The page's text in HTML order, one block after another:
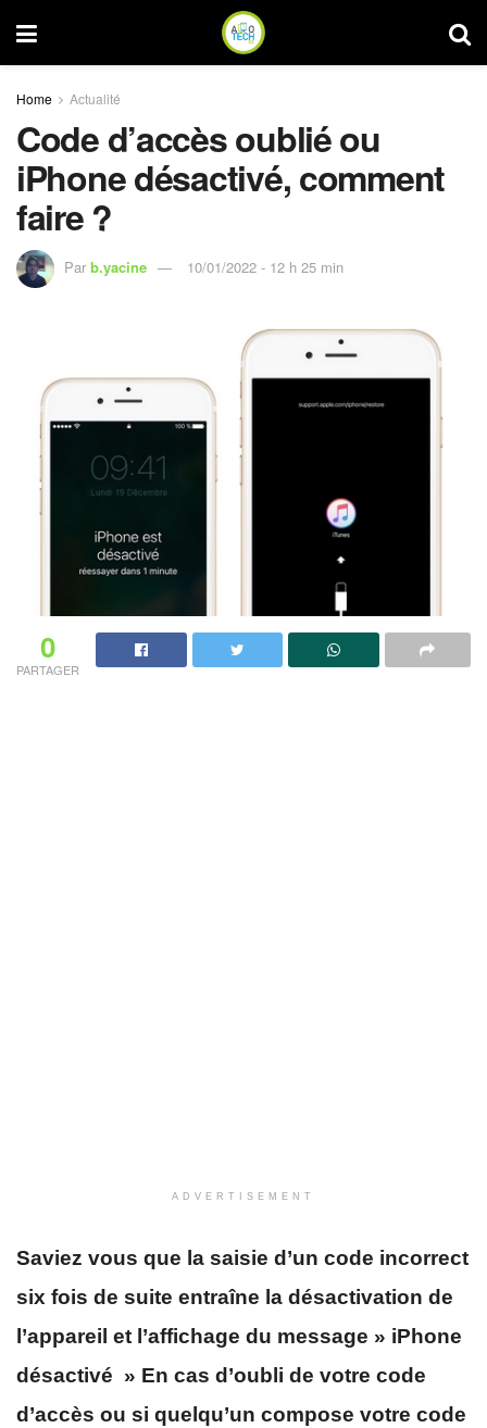
Home Actualité
Code d’accès oublié ou
iPhone désactivé, comment
faire ?
Par b.yacine 10/01/2022 - 12 h 25 min
0
PARTAGER
ADVERTISEMENT
Saviez vous que la saisie d’un code incorrect
six fois de suite entraîne la désactivation de
l’appareil et l’affichage du message » iPhone
désactivé » En cas d’oubli de votre code
d’accès ou si quelqu’un compose votre code